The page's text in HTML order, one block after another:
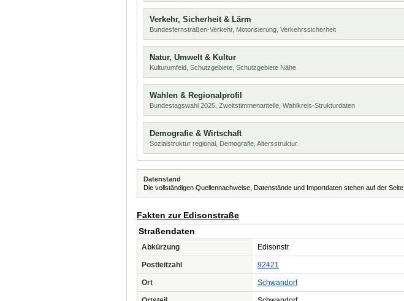
Verkehr, Sicherheit & Lärm
Bundesfernstraßen-Verkehr, Motorisierung, Verkehrssicherheit
Natur, Umwelt & Kultur
Kulturumfeld, Schutzgebiete, Schutzgebiete Nähe
Wahlen & Regionalprofil
Bundestagswahl 2025, Zweitstimmenanteile, Wahlkreis-Strukturdaten
Demografie & Wirtschaft
Sozialstruktur regional, Demografie, Altersstruktur
Datenstand
Die vollständigen Quellennachweise, Datenstände und Importdaten stehen auf der Seite
Fakten zur Edisonstraße
Straßendaten
Abkürzung Edisonstr.
Postleitzahl 92421
Ort Schwandorf